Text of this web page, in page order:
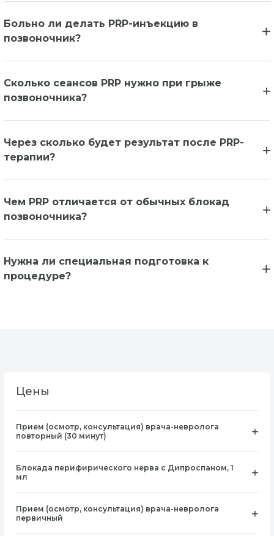
Больно ли делать PRP-инъекцию в
позвоночник?
Сколько сеансов PRP нужно при грыже
позвоночника?
Через сколько будет результат после PRP-
терапии?
Чем PRP отличается от обычных блокад
позвоночника?
Нужна ли специальная подготовка к
процедуре?
Цены
Прием (осмотр, консультация) врача-невролога
повторный (30 минут)
Блокада перифирического нерва с Дипроспаном, 1
мл
Прием (осмотр, консультация) врача-невролога
первичный